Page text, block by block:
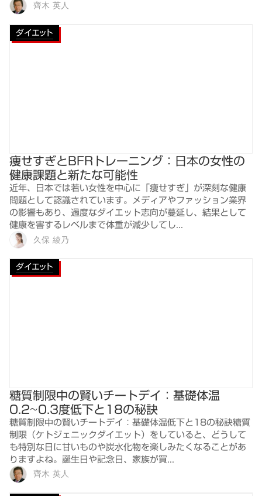
齊木 英人
ダイエット
痩せすぎとBFRトレーニング：日本の女性の
健康課題と新たな可能性
近年、日本では若い女性を中心に「痩せすぎ」が深刻な健康
問題として認識されています。メディアやファッション業界
の影響もあり、過度なダイエット志向が蔓延し、結果として
健康を害するレベルまで体重が減少してし...
久保 綾乃
ダイエット
糖質制限中の賢いチートデイ：基礎体温
0.2~0.3度低下と18の秘訣
糖質制限中の賢いチートデイ：基礎体温低下と18の秘訣糖質
制限（ケトジェニックダイエット）をしていると、どうして
も特別な日に甘いものや炭水化物を楽しみたくなることがあ
りますよね。誕生日や記念日、家族が買...
齊木 英人